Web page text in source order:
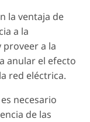
la ventaja de
a la
proveer a la
anular el efecto
red eléctrica.
necesario
de las